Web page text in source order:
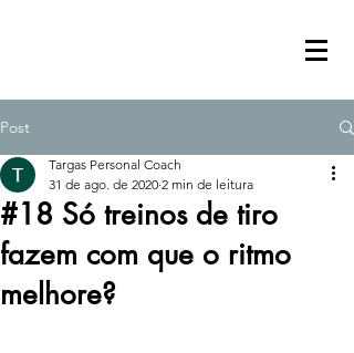
Post
#18 Só treinos de tiro
fazem com que o ritmo
melhore?
Targas Personal Coach
31 de ago. de 2020 2 min de leitura